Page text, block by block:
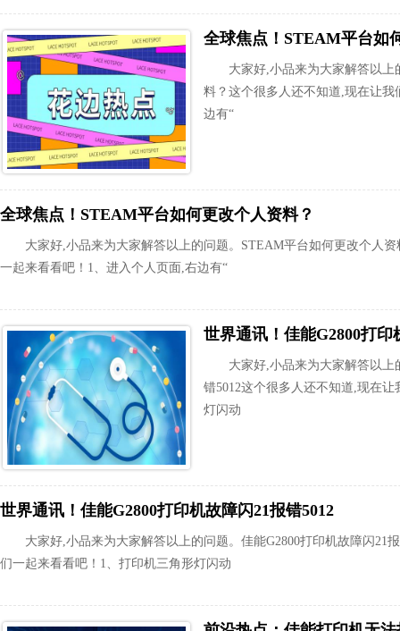
全球焦点！STEAM平台如
大家好,小品来为大家解答以
料？这个很多人还不知道,现在让
边有“
全球焦点！STEAM平台如何更改个人资料？
大家好,小品来为大家解答以上的问题。STEAM平台如何更改个人
一起来看看吧！1、进入个人页面,右边有“
世界通讯！佳能G2800打印
大家好,小品来为大家解答以上
错5012这个很多人还不知道,现在
灯闪动
世界通讯！佳能G2800打印机故障闪21报错5012
大家好,小品来为大家解答以上的问题。佳能G2800打印机故障闪21
们一起来看看吧！1、打印机三角形灯闪动